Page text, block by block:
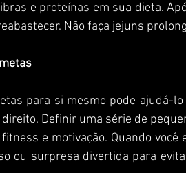
e proteínas em sua dieta.
Não faça jejuns
Definir uma série de
e motivação. Quando
ou surpresa divertida para